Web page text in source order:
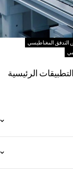
التدفق المغناطيسي
الرئيسية